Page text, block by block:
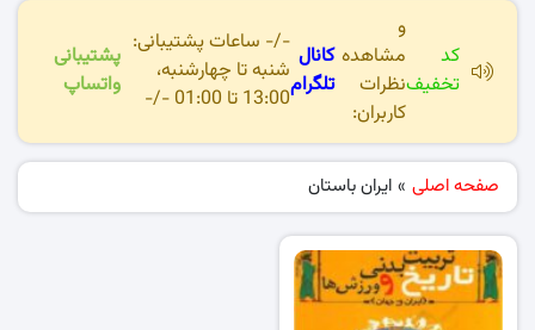
کد
تخفیف
و
مشاهده
نظرات
کاربران:
کانال
تلگرام
-/- ساعات پشتیبانی:
شنبه تا چهارشنبه،
13:00 تا 01:00 -/-
پشتیبانی
واتساپ
صفحه اصلی » ایران باستان